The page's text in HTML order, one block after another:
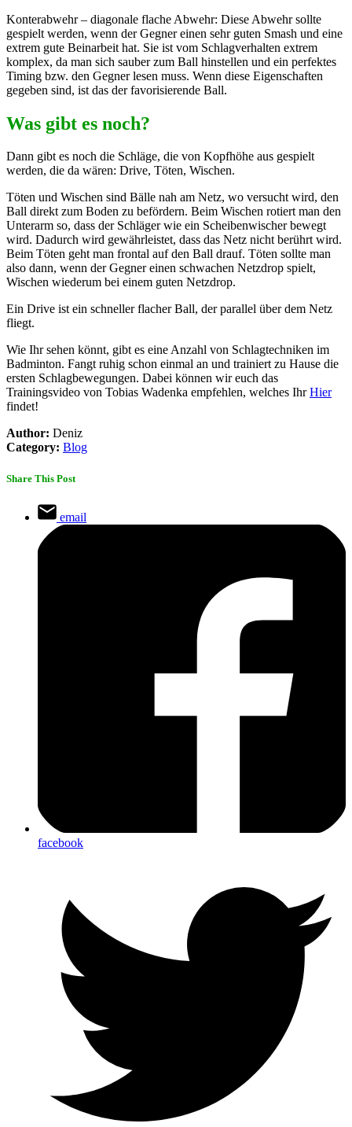
Konterabwehr – diagonale flache Abwehr: Diese Abwehr sollte
gespielt werden, wenn der Gegner einen sehr guten Smash und eine
extrem gute Beinarbeit hat. Sie ist vom Schlagverhalten extrem
komplex, da man sich sauber zum Ball hinstellen und ein perfektes
Timing bzw. den Gegner lesen muss. Wenn diese Eigenschaften
gegeben sind, ist das der favorisierende Ball.
Was gibt es noch?
Dann gibt es noch die Schläge, die von Kopfhöhe aus gespielt
werden, die da wären: Drive, Töten, Wischen.
Töten und Wischen sind Bälle nah am Netz, wo versucht wird, den
Ball direkt zum Boden zu befördern. Beim Wischen rotiert man den
Unterarm so, dass der Schläger wie ein Scheibenwischer bewegt
wird. Dadurch wird gewährleistet, dass das Netz nicht berührt wird.
Beim Töten geht man frontal auf den Ball drauf. Töten sollte man
also dann, wenn der Gegner einen schwachen Netzdrop spielt,
Wischen wiederum bei einem guten Netzdrop.
Ein Drive ist ein schneller flacher Ball, der parallel über dem Netz
fliegt.
Wie Ihr sehen könnt, gibt es eine Anzahl von Schlagtechniken im
Badminton. Fangt ruhig schon einmal an und trainiert zu Hause die
ersten Schlagbewegungen. Dabei können wir euch das
Trainingsvideo von Tobias Wadenka empfehlen, welches IhrHier
findet!
Author: Deniz
Category: Blog
Share This Post
email
facebook